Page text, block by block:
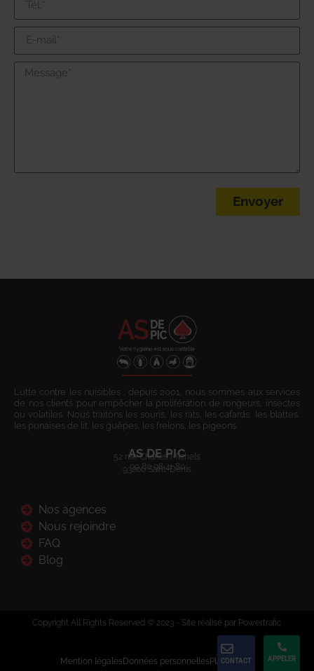
CONTACT
Envoyer
Lutte contre les nuisibles : depuis 2001, nous sommes aux services
de nos clients pour empêcher la prolifération de rongeurs, insectes
ou volatiles. Nous traitons les souris, les rats, les cafards, les blattes,
les punaises de lit, les guêpes, les frelons, les pigeons.
AS DE PIC
52 rue Charles Michels
93200 Saint-Denis
09 80 08 41 80
Nos agences
Nous rejoindre
FAQ
Blog
Copyright All Rights Reserved © 2023 - Site réalisé par Powertrafic
Mention légalesDonnées personnellesPlan du site APPELER